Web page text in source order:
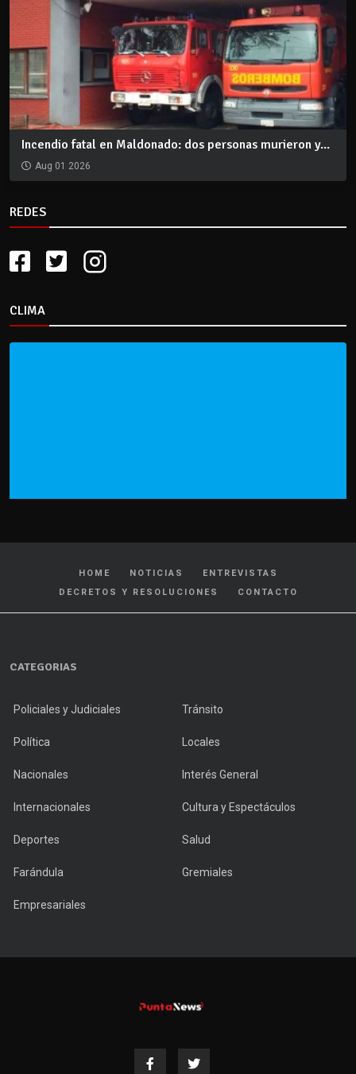
Incendio fatal en Maldonado: dos personas murieron y...
Aug 01 2026
REDES
CLIMA
HOME NOTICIAS
ENTREVISTAS
DECRETOS Y RESOLUCIONES
CONTACTO
CATEGORIAS
Policiales y Judiciales Tránsito
Política Locales
Nacionales Interés General
Internacionales Cultura y Espectáculos
Deportes Salud
Farándula Gremiales
Empresariales